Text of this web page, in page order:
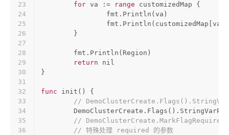
23
24
25
26
27
28
29
30
31
32
33
34
35
36
for va := range customizedMap {
		fmt.Println(va)
		fmt.Println(customizedMap[va])
	}
	fmt.Println(Region)
return
nil
}
func init ()
{
//
//
// 特殊处理 required 的参数